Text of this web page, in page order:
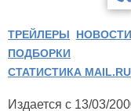
ТРЕЙЛЕРЫ НОВОСТИ
ПОДБОРКИ
СТАТИСТИКА MAIL.RU
Издается с 13/03/